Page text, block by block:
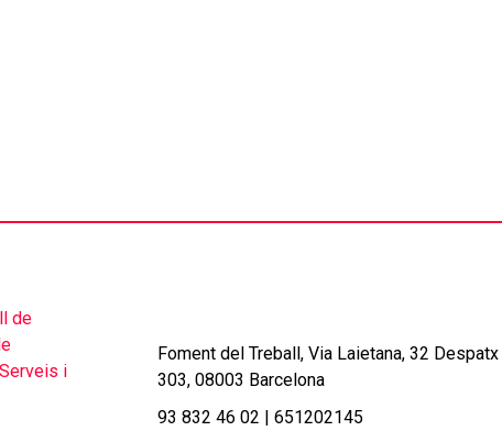
Foment del Treball, Via Laietana, 32 Despatx
303, 08003 Barcelona
93 832 46 02 | 651202145